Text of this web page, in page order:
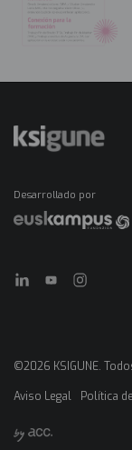
Desarrollado por
©2026 KSIGUNE.
legales
Aviso Legal Política